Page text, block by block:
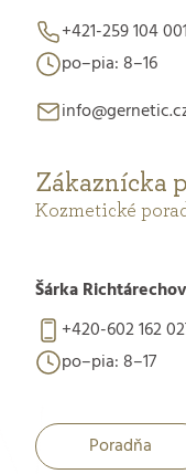
+421-259 104 001
po–pia: 8–16
Zákaznícka
Kozmetické
Šárka
+420-602 162
po–pia: 8–17
Poradňa